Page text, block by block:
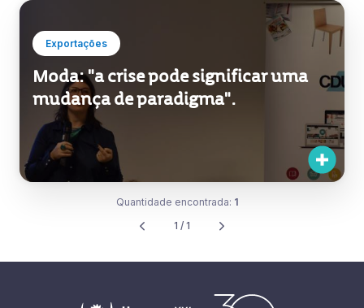
Exportações
Moda: "a crise pode significar uma
mudança de paradigma".
Quantidade encontrada: 1
1 / 1